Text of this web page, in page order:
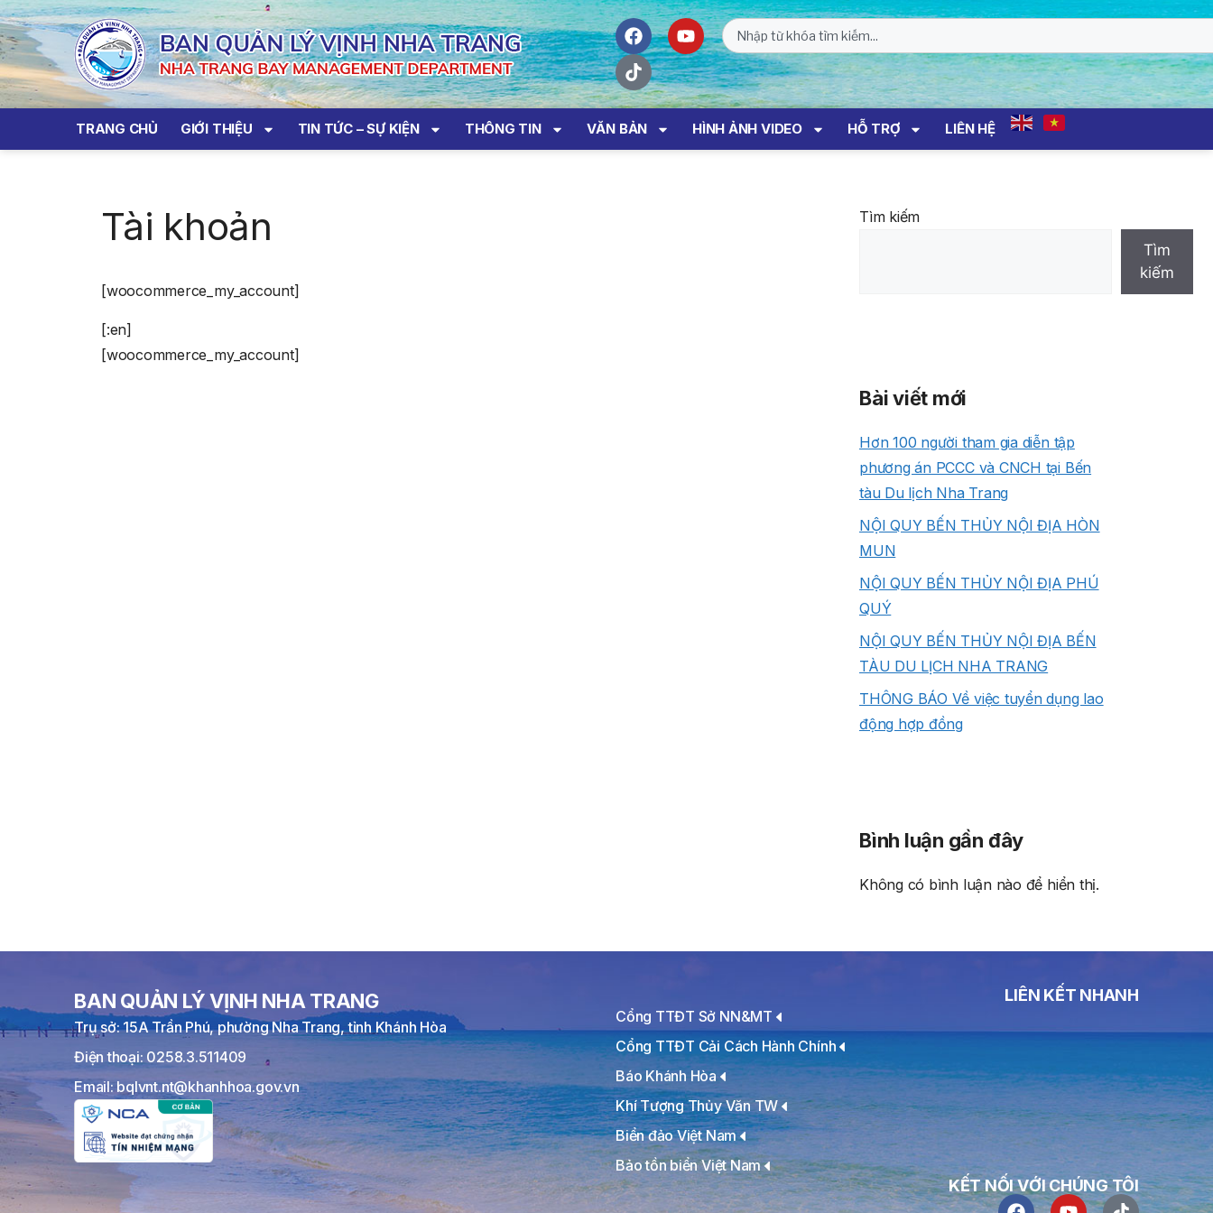
TRANG CHỦ GIỚI THIỆU TIN TỨC – SỰ KIỆN THÔNG TIN VĂN BẢN HÌNH ẢNH VIDEO HỖ TRỢ LIÊN HỆ
Tài khoản
[woocommerce_my_account]
[:en]
[woocommerce_my_account]
Tìm kiếm
Tìm
kiếm
Bài viết mới
Hơn 100 người tham gia diễn tập
phương án PCCC và CNCH tại Bến
tàu Du lịch Nha Trang
NỘI QUY BẾN THỦY NỘI ĐỊA HÒN
MUN
NỘI QUY BẾN THỦY NỘI ĐỊA PHÚ
QUÝ
NỘI QUY BẾN THỦY NỘI ĐỊA BẾN
TÀU DU LỊCH NHA TRANG
THÔNG BÁO Về việc tuyển dụng lao
động hợp đồng
Bình luận gần đây
Không có bình luận nào để hiển thị.
BAN QUẢN LÝ VỊNH NHA TRANG
Trụ sở: 15A Trần Phú, phường Nha Trang, tỉnh Khánh Hòa
Điện thoại: 0258.3.511409
Email: bqlvnt.nt@khanhhoa.gov.vn
LIÊN KẾT NHANH
Cổng TTĐT Sở NN&MT
Cổng TTĐT Cải Cách Hành Chính
Báo Khánh Hòa
Khí Tượng Thủy Văn TW
Biển đảo Việt Nam
Bảo tồn biển Việt Nam
KẾT NỐI VỚI CHÚNG TÔI